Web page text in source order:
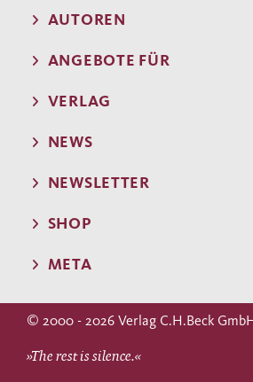
AUTOREN
ANGEBOTE FÜR
VERLAG
NEWS
NEWSLETTER
SHOP
META
© 2000 - 2026 Verlag C.H.Beck
»The rest is silence.«